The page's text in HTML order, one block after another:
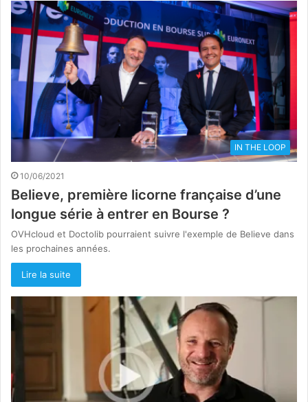
IN THE LOOP
10/06/2021
Believe, première licorne française d’une
longue série à entrer en Bourse ?
OVHcloud et Doctolib pourraient suivre l'exemple de Believe dans
les prochaines années.
Lire la suite